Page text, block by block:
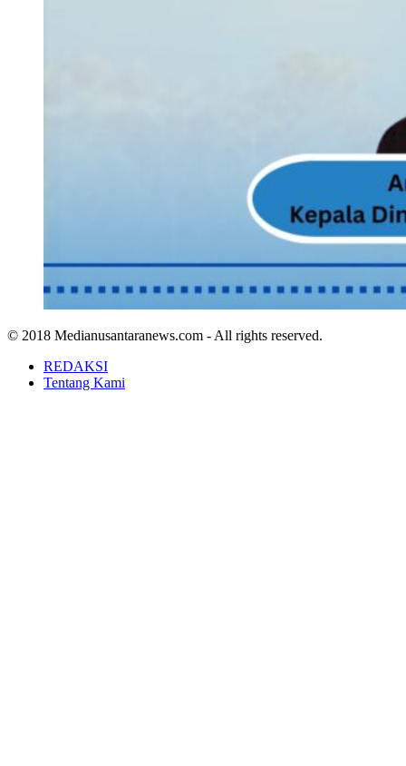
© 2018 Medianusantaranews.com - All rights reserved.
REDAKSI
Tentang Kami